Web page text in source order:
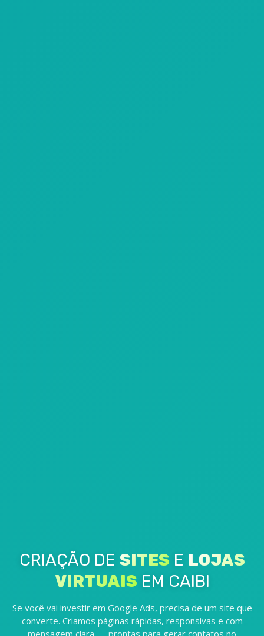
CRIAÇÃO DE SITES E LOJAS
VIRTUAIS EM CAIBI
Se você vai investir em Google Ads, precisa de um site que
converte. Criamos páginas rápidas, responsivas e com
mensagem clara — prontas para gerar contatos no